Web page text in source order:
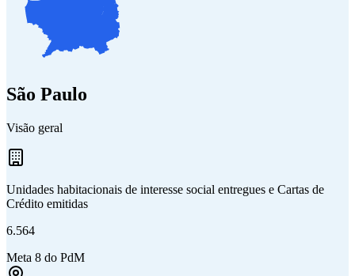
São Paulo
Visão geral
Unidades habitacionais de interesse social entregues e Cartas de
Crédito emitidas
6.564
Meta 8 do PdM